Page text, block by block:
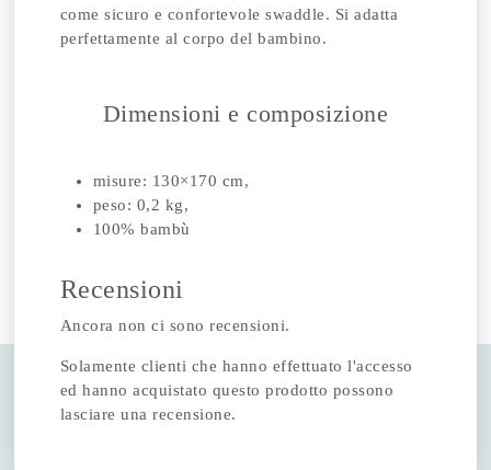
come sicuro e confortevole swaddle. Si adatta
perfettamente al corpo del bambino.
Dimensioni e composizione
misure: 130×170 cm,
peso: 0,2 kg,
100% bambù
Recensioni
Ancora non ci sono recensioni.
Solamente clienti che hanno effettuato l'accesso
ed hanno acquistato questo prodotto possono
lasciare una recensione.